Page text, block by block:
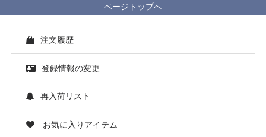
ページトップへ
注文履歴
登録情報の変更
再入荷リスト
お気に入りアイテム